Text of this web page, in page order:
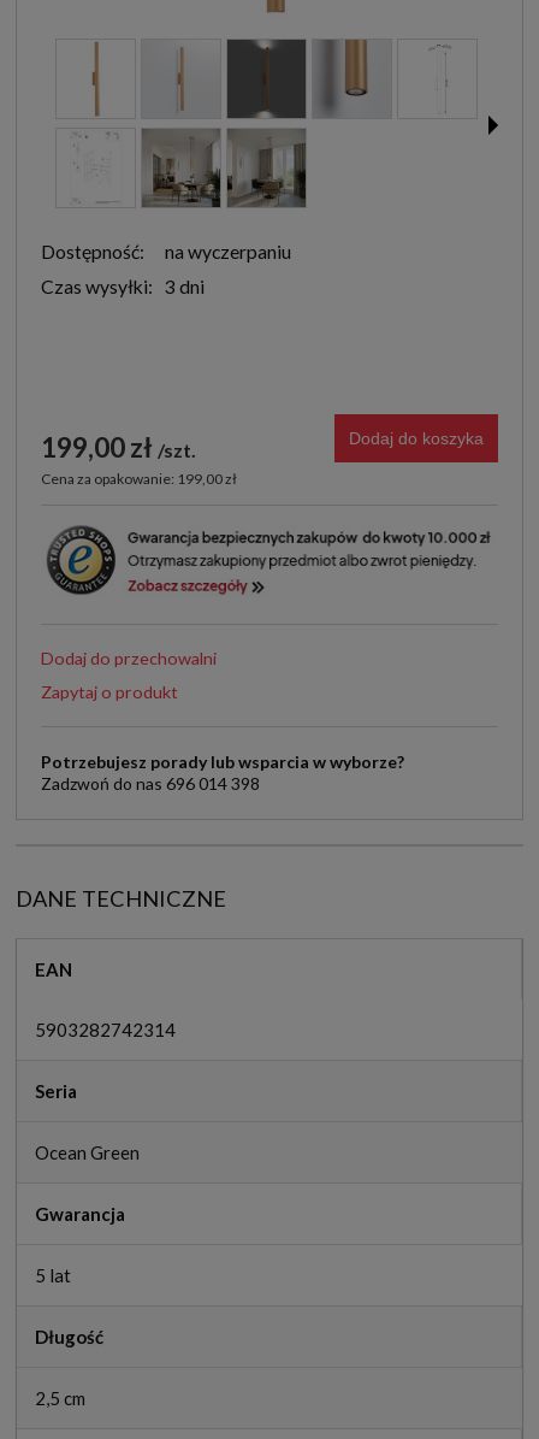
Dostępność:
na wyczerpaniu
Czas wysyłki: 3 dni
199,00 zł szt.
Cena za opakowanie: 199,00 zł
Dodaj do koszyka
Dodaj do przechowalni
Zapytaj o produkt
Potrzebujesz porady lub wsparcia w wyborze?
Zadzwoń do nas 696 014 398
DANE TECHNICZNE
EAN
5903282742314
Seria
Ocean Green
Gwarancja
5 lat
Długość
2,5 cm